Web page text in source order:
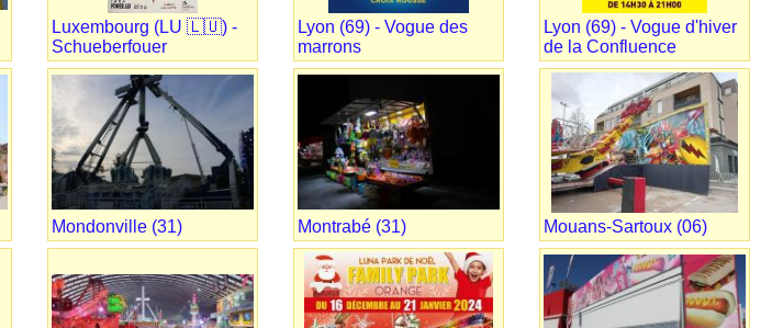
Luxembourg (LU 🇱🇺) -
Schueberfouer
Lyon (69) - Vogue des
marrons
Lyon (69) - Vogue d'hiver
de la Confluence
Mondonville (31) Montrabé (31) Mouans-Sartoux (06)